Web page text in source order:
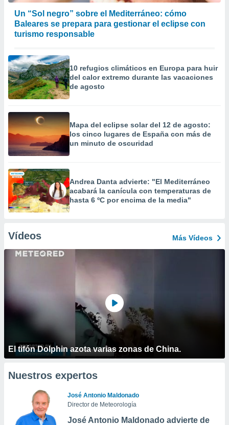
Un “Sol negro” sobre el Mediterráneo: cómo
Baleares se prepara para gestionar el eclipse con
turismo responsable
10 refugios climáticos en Europa para huir
del calor extremo durante las vacaciones
de agosto
Mapa del eclipse solar del 12 de agosto:
los cinco lugares de España con más de
un minuto de oscuridad
Andrea Danta advierte: "El Mediterráneo
acabará la canícula con temperaturas de
hasta 6 ºC por encima de la media"
Vídeos Más Vídeos
El tifón Dolphin azota varias zonas de China.
Nuestros expertos
José Antonio Maldonado
Director de Meteorología
José Antonio Maldonado advierte de